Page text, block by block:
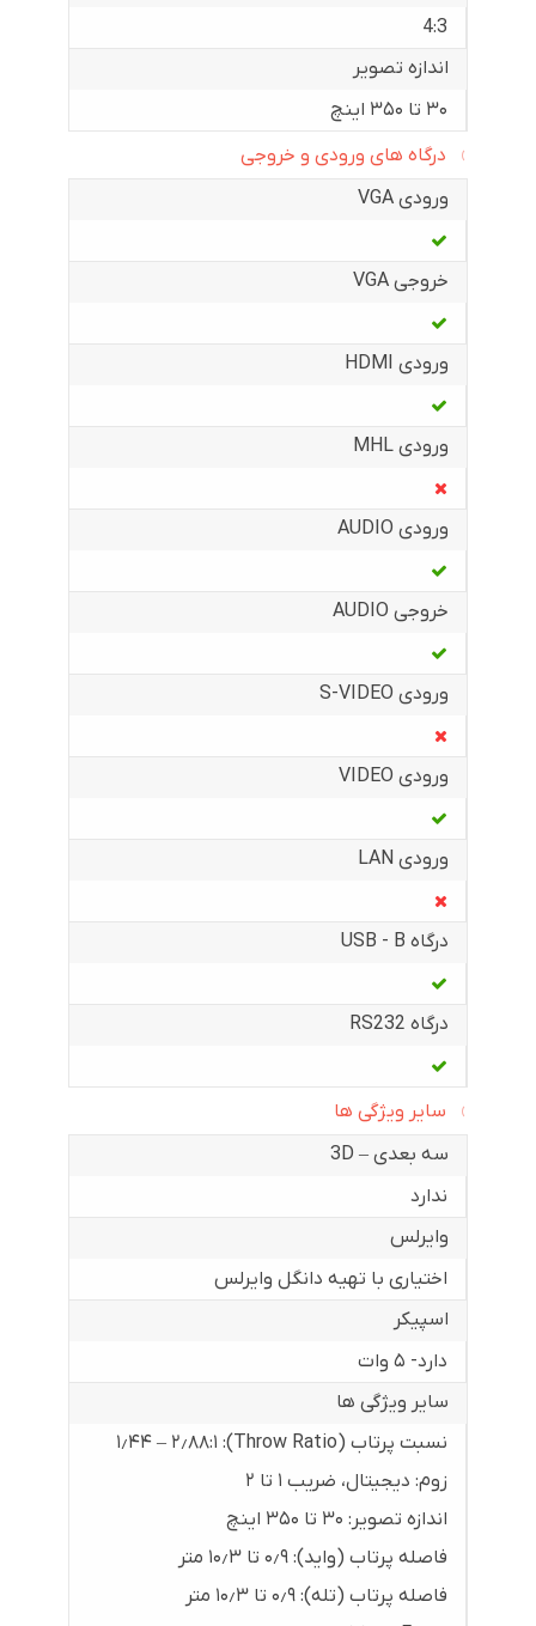
4:3
اندازه تصویر
۳۰ تا ۳۵۰ اینچ
درگاه های ورودی و خروجی
ورودی VGA
خروجی VGA
ورودی HDMI
ورودی MHL
ورودی AUDIO
خروجی AUDIO
ورودی S-VIDEO
ورودی VIDEO
ورودی LAN
درگاه USB - B
درگاه RS232
سایر ویژگی ها
سه بعدی – 3D
ندارد
وایرلس
اختیاری با تهیه دانگل وایرلس
اسپیکر
دارد- ۵ وات
سایر ویژگی ها
نسبت پرتاب (Throw Ratio): ۱٫۴۴ – ۲٫۸۸:۱
زوم: دیجیتال، ضریب ۱ تا ۲
اندازه تصویر: ۳۰ تا ۳۵۰ اینچ
فاصله پرتاب (واید): ۰٫۹ تا ۱۰٫۳ متر
فاصله پرتاب (تله): ۰٫۹ تا ۱۰٫۳ متر